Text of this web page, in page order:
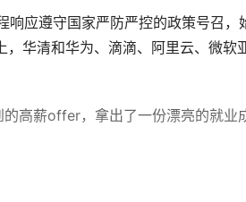
应遵守国家严防严控的政策号召，
华清和华为、滴滴、阿里云、微软
的高薪offer，拿出了一份漂亮的就业